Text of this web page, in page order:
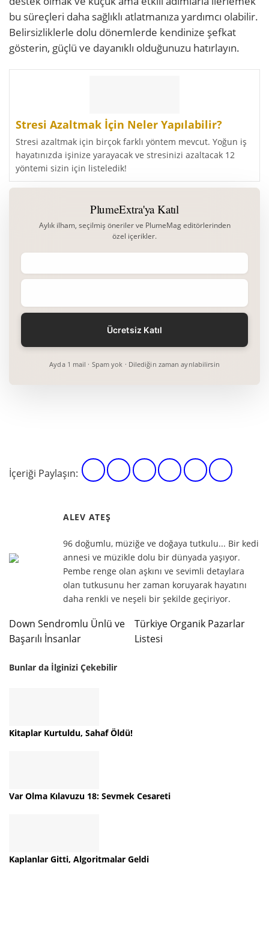
bu süreçleri daha sağlıklı atlatmanıza yardımcı olabilir.
Belirsizliklerle dolu dönemlerde kendinize şefkat
gösterin, güçlü ve dayanıklı olduğunuzu hatırlayın.
Stresi Azaltmak İçin Neler Yapılabilir?
Stresi azaltmak için birçok farklı yöntem mevcut. Yoğun iş
hayatınızda işinize yarayacak ve stresinizi azaltacak 12
yöntemi sizin için listeledik!
PlumeExtra'ya Katıl
Aylık ilham, seçilmiş öneriler ve PlumeMag editörlerinden
özel içerikler.
Ayda 1 mail · Spam yok · Dilediğin zaman ayrılabilirsin
İçeriği Paylaşın:
ALEV ATEŞ
96 doğumlu, müziğe ve doğaya tutkulu... Bir kedi
annesi ve müzikle dolu bir dünyada yaşıyor.
Pembe renge olan aşkını ve sevimli detaylara
olan tutkusunu her zaman koruyarak hayatını
daha renkli ve neşeli bir şekilde geçiriyor.
Down Sendromlu Ünlü ve
Başarılı İnsanlar
Türkiye Organik Pazarlar
Listesi
Bunlar da İlginizi Çekebilir
Kitaplar Kurtuldu, Sahaf Öldü!
Var Olma Kılavuzu 18: Sevmek Cesareti
Kaplanlar Gitti, Algoritmalar Geldi